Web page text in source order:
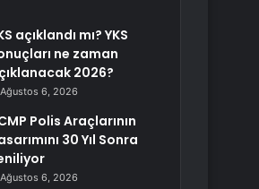
açıklandı mı? YKS
ne zaman
2026?
Ağustos 6, 2026
Polis Araçlarının
30 Yıl Sonra
Ağustos 6, 2026